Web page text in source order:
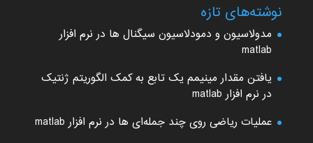
نوشته‌های تازه
مدولاسیون و دمودلاسیون سیگنال ها در نرم افزار
matlab
یافتن مقدار مینیمم یک تابع به کمک الگوریتم ژنتیک
در نرم افزار matlab
عملیات ریاضی روی چند جمله‌ای ها در نرم افزار matlab